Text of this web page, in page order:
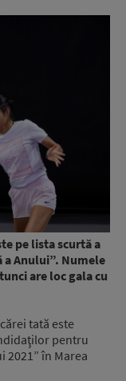
pe lista scurtă a
Anului”. Numele
are loc gala cu
tată este
pentru
în Marea